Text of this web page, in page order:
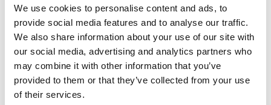
We use cookies to personalise content and ads, to
provide social media features and to analyse our traffic.
We also share information about your use of our site with
our social media, advertising and analytics partners who
may combine it with other information that you’ve
provided to them or that they’ve collected from your use
of their services.
Nel primo semestre è aumentata fortemente la
costruzione di nuove abitazioni
Repubblica Ceca